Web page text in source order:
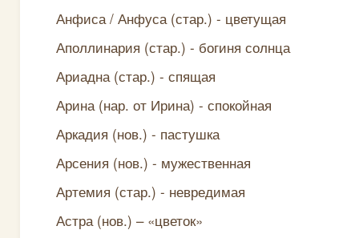
Анфиса / Анфуса (стар.) - цветущая
Аполлинария (стар.) - богиня солнца
Ариадна (стар.) - спящая
Арина (нар. от Ирина) - спокойная
Аркадия (нов.) - пастушка
Арсения (нов.) - мужественная
Артемия (стар.) - невредимая
Астра (нов.) – «цветок»